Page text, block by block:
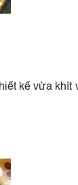
kế vừa khít